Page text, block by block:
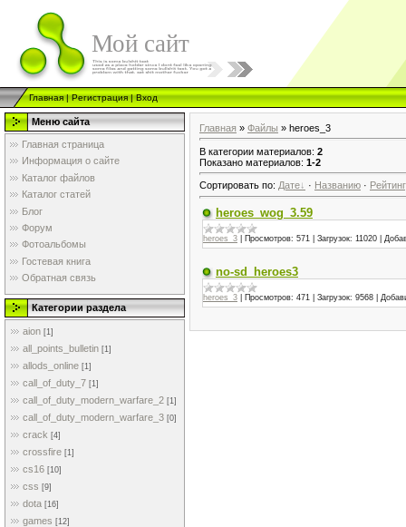
Мой сайт
Главная|Регистрация|Вход
Меню сайта
Главная страница
Информация о сайте
Каталог файлов
Каталог статей
Блог
Форум
Фотоальбомы
Гостевая книга
Обратная связь
Категории раздела
aion [1]
all_points_bulletin [1]
allods_online [1]
call_of_duty_7 [1]
call_of_duty_modern_warfare_2 [1]
call_of_duty_modern_warfare_3 [0]
crack [4]
crossfire [1]
cs16 [10]
css [9]
dota [16]
games [12]
Главная » Файлы » heroes_3
В категории материалов: 2
Показано материалов: 1-2
Сортировать по: Дате · Названию ·
heroes_wog_3.59
heroes_3 Просмотров: 571 Загрузок: 11020
no-sd_heroes3
heroes_3 Просмотров: 471 Загрузок: 9568